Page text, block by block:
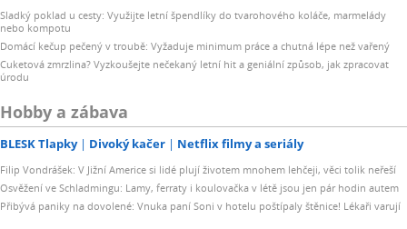
Sladký poklad u cesty: Využijte letní špendlíky do tvarohového koláče, marmelády
nebo kompotu
Domácí kečup pečený v troubě: Vyžaduje minimum práce a chutná lépe než vařený
Cuketová zmrzlina? Vyzkoušejte nečekaný letní hit a geniální způsob, jak zpracovat
úrodu
Hobby a zábava
BLESK Tlapky Divoký kačer Netflix filmy a seriály
Filip Vondrášek: V Jižní Americe si lidé plují životem mnohem lehčeji, věci tolik neřeší
Osvěžení ve Schladmingu: Lamy, ferraty i koulovačka v létě jsou jen pár hodin autem
Přibývá paniky na dovolené: Vnuka paní Soni v hotelu poštípaly štěnice! Lékaři varují